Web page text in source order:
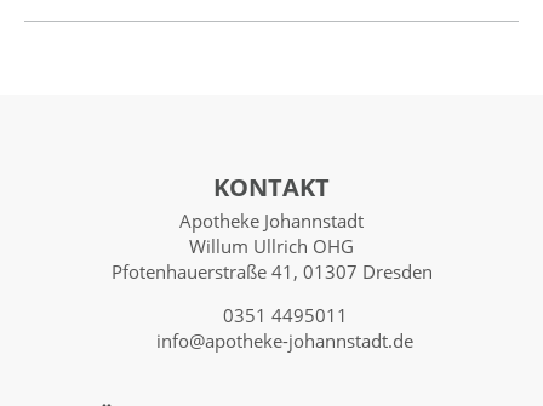
KONTAKT
Apotheke Johannstadt
Willum Ullrich OHG
Pfotenhauerstraße 41, 01307 Dresden
0351 4495011
info@apotheke-johannstadt.de